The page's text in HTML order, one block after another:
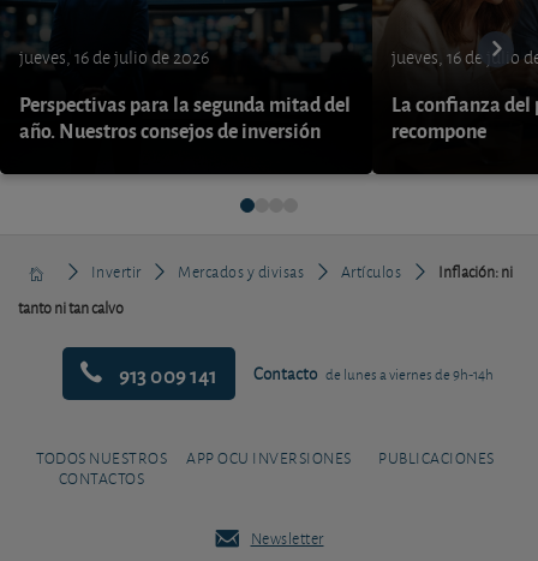
jueves, 16 de julio de 2026
Perspectivas para la segunda mitad del
año. Nuestros consejos de inversión
jueves, 16 de julio
La confianza del
recompone
Invertir Mercados y divisas Artículos
Inflación: ni
tanto ni tan calvo
913 009 141 Contacto de lunes a viernes de 9h-14h
TODOS NUESTROS
CONTACTOS
APP OCU INVERSIONES PUBLICACIONES
Newsletter